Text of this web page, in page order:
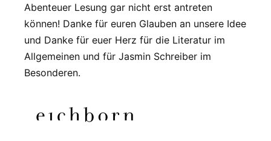
Abenteuer Lesung gar nicht erst antreten
können! Danke für euren Glauben an unsere Idee
und Danke für euer Herz für die Literatur im
Allgemeinen und für Jasmin Schreiber im
Besonderen.